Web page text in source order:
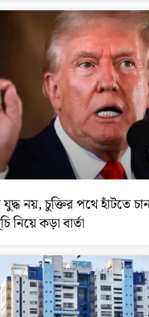
যুদ্ধ নয়, চুক্তির পথে হাঁটতে
নিয়ে কড়া বার্তা